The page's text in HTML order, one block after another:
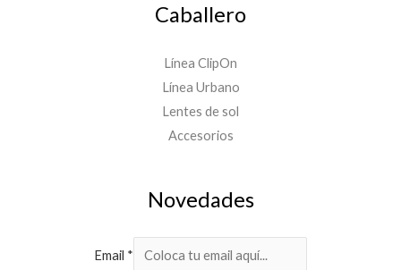
Caballero
Línea ClipOn
Línea Urbano
Lentes de sol
Accesorios
Novedades
Email *